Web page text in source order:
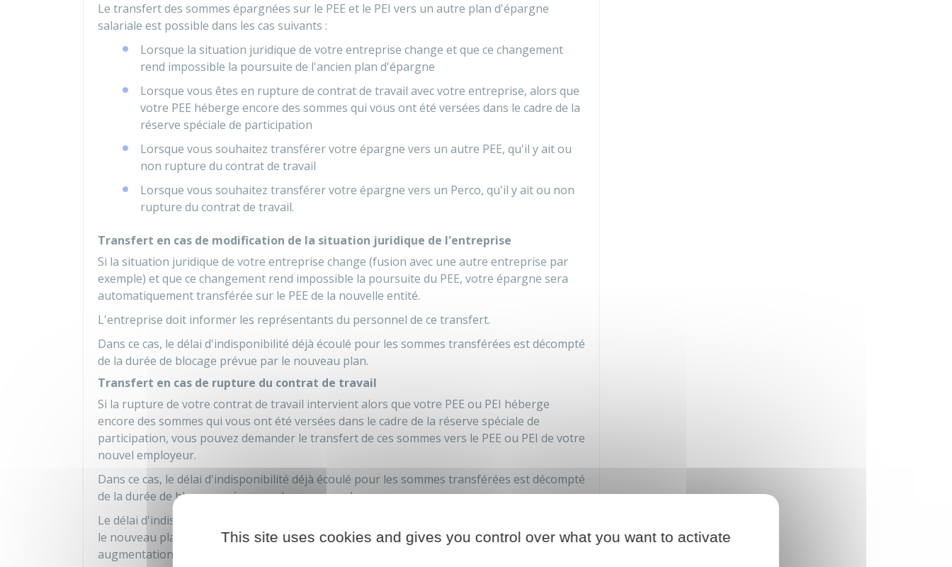
Le transfert des sommes épargnées sur le PEE et le PEI vers un autre plan d'épargne
salariale est possible dans les cas suivants :
Lorsque la situation juridique de votre entreprise change et que ce changement
rend impossible la poursuite de l'ancien plan d'épargne
Lorsque vous êtes en rupture de contrat de travail avec votre entreprise, alors que
votre PEE héberge encore des sommes qui vous ont été versées dans le cadre de la
réserve spéciale de participation
Lorsque vous souhaitez transférer votre épargne vers un autre PEE, qu'il y ait ou
non rupture du contrat de travail
Lorsque vous souhaitez transférer votre épargne vers un Perco, qu'il y ait ou non
rupture du contrat de travail.
Transfert en cas de modification de la situation juridique de l'entreprise
Si la situation juridique de votre entreprise change (fusion avec une autre entreprise par
exemple) et que ce changement rend impossible la poursuite du PEE, votre épargne sera
automatiquement transférée sur le PEE de la nouvelle entité.
L'entreprise doit informer les représentants du personnel de ce transfert.
Dans ce cas, le délai d'indisponibilité déjà écoulé pour les sommes transférées est décompté
de la durée de blocage prévue par le nouveau plan.
Transfert en cas de rupture du contrat de travail
Si la rupture de votre contrat de travail intervient alors que votre PEE ou PEI héberge
encore des sommes qui vous ont été versées dans le cadre de la réserve spéciale de
participation, vous pouvez demander le transfert de ces sommes vers le PEE ou PEI de votre
nouvel employeur.
Dans ce cas, le délai d'indisponibilité déjà écoulé pour les sommes transférées est décompté
de la durée de blocage prévue par le nouveau plan.
Le délai d'indisponibilité déjà écoulé n'est pas décompté de la durée de blocage prévue par
le nouveau plan lorsque les sommes transférées sont utilisées pour participer à une
augmentation de capital réservée aux adhérents d'un PEE ou PEI.
This site uses cookies and gives you control over what you want to activate